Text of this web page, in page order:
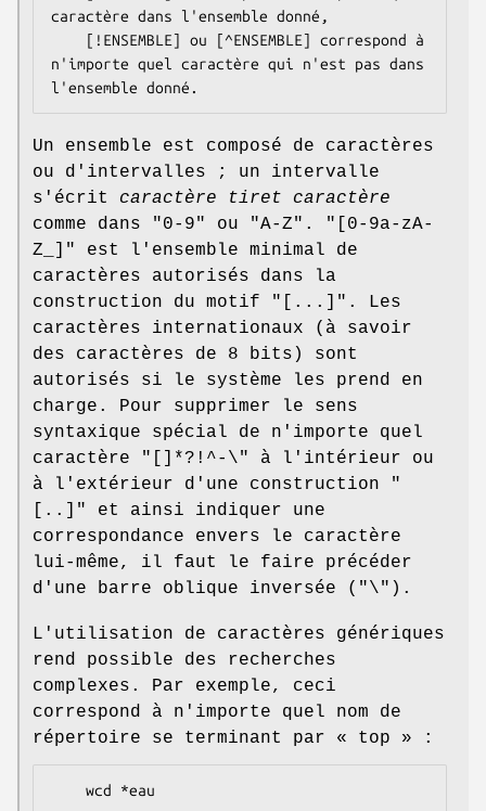
caractère dans l'ensemble donné,
n'importe quel caractère qui n'est pas dans
Un ensemble est composé de caractères
ou d'intervalles ; un intervalle
s'écrit caractère tiret caractère
comme dans
"0-9" ou "A-Z" .
"[0-9a-zA-
Z_]"
est l'ensemble minimal de
caractères autorisés dans la
construction du motif
"[...]" . Les
caractères internationaux (à savoir
des caractères de 8 bits) sont
autorisés si le système les prend en
charge. Pour supprimer le sens
syntaxique spécial de n'importe quel
caractère
"[]*?!^-\"
à l'intérieur ou
à l'extérieur d'une construction
"
[..]"
et ainsi indiquer une
correspondance envers le caractère
lui-même, il faut le faire précéder
d'une barre oblique inversée ( "\" ).
L'utilisation de caractères génériques
rend possible des recherches
complexes. Par exemple, ceci
correspond à n'importe quel nom de
répertoire se terminant par « top » :